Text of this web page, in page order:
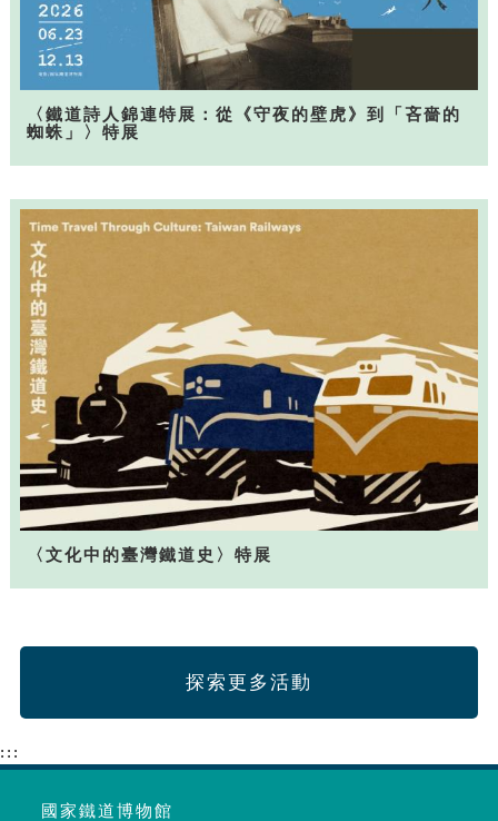
〈鐵道詩人錦連特展：從《守夜的壁虎》到「吝嗇的
蜘蛛」〉特展
〈文化中的臺灣鐵道史〉特展
探索更多活動
:::
國家鐵道博物館